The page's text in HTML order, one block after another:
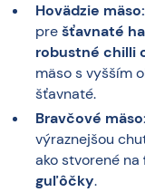
Hovädzie mäso:
prešťavnaté
robustné chilli
mäso s vyšším
šťavnaté.
Bravčové mäso:
výraznejšou
ako stvorené na
guľôčky.